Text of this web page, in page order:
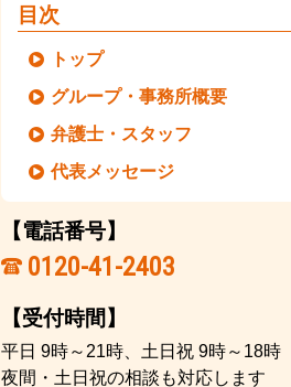
目次
トップ
グループ・事務所概要
弁護士・スタッフ
代表メッセージ
【電話番号】
0120-41-2403
【受付時間】
平日 9時～21時、土日祝 9時～18時
夜間・土日祝の相談も対応します